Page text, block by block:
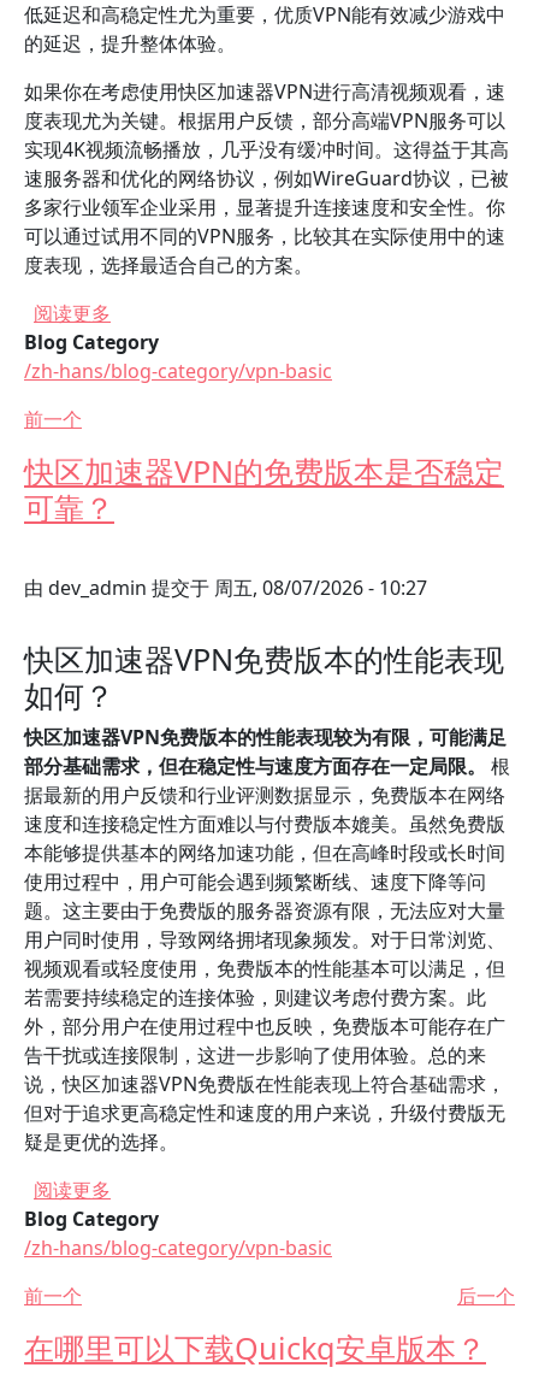
低延迟和高稳定性尤为重要，优质VPN能有效减少游戏中
的延迟，提升整体体验。
如果你在考虑使用快区加速器VPN进行高清视频观看，速
度表现尤为关键。根据用户反馈，部分高端VPN服务可以
实现4K视频流畅播放，几乎没有缓冲时间。这得益于其高
速服务器和优化的网络协议，例如WireGuard协议，已被
多家行业领军企业采用，显著提升连接速度和安全性。你
可以通过试用不同的VPN服务，比较其在实际使用中的速
度表现，选择最适合自己的方案。
阅读更多
Blog Category
/zh-hans/blog-category/vpn-basic
前一个
快区加速器VPN的免费版本是否稳定
可靠？
由 dev_admin 提交于 周五, 08/07/2026 - 10:27
快区加速器VPN免费版本的性能表现
如何？
快区加速器VPN免费版本的性能表现较为有限，可能满足
部分基础需求，但在稳定性与速度方面存在一定局限。
根
据最新的用户反馈和行业评测数据显示，免费版本在网络
速度和连接稳定性方面难以与付费版本媲美。虽然免费版
本能够提供基本的网络加速功能，但在高峰时段或长时间
使用过程中，用户可能会遇到频繁断线、速度下降等问
题。这主要由于免费版的服务器资源有限，无法应对大量
用户同时使用，导致网络拥堵现象频发。对于日常浏览、
视频观看或轻度使用，免费版本的性能基本可以满足，但
若需要持续稳定的连接体验，则建议考虑付费方案。此
外，部分用户在使用过程中也反映，免费版本可能存在广
告干扰或连接限制，这进一步影响了使用体验。总的来
说，快区加速器VPN免费版在性能表现上符合基础需求，
但对于追求更高稳定性和速度的用户来说，升级付费版无
疑是更优的选择。
阅读更多
Blog Category
/zh-hans/blog-category/vpn-basic
前一个
后一个
在哪里可以下载Quickq安卓版本？